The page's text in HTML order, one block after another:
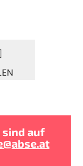
sind auf